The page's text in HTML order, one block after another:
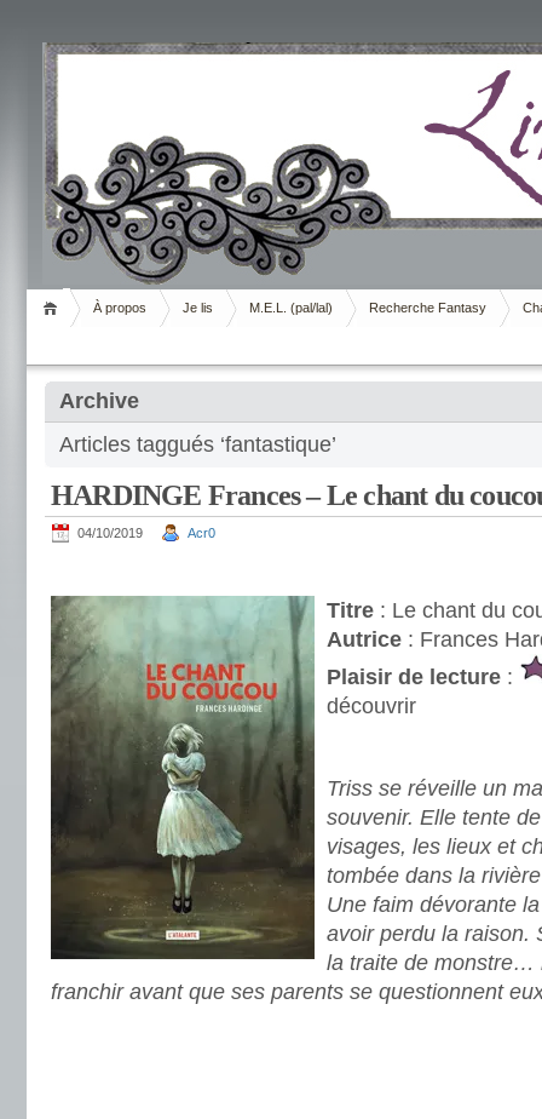
Livrement
À propos Je lis M.E.L. (pal/lal) Recherche Fantasy
Archive
Articles taggués ‘fantastique’
HARDINGE Frances – Le chant du
04/10/2019 Acr0
Titre : Le chant du
Autrice : Frances
Plaisir de lecture :
découvrir
Triss se réveille un
souvenir. Elle tente
visages, les lieux et
tombée dans la
Une faim dévorante
avoir perdu la
la traite de monstre…
franchir avant que ses parents se questionnent